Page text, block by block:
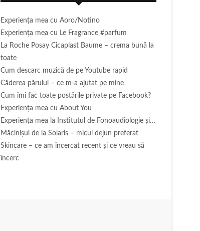
Experienţa mea cu Aoro/Notino
Experienţa mea cu Le Fragrance #parfum
La Roche Posay Cicaplast Baume – crema bună la
toate
Cum descarc muzică de pe Youtube rapid
Căderea părului – ce m-a ajutat pe mine
Cum îmi fac toate postările private pe Facebook?
Experiența mea cu About You
Experiența mea la Institutul de Fonoaudiologie și…
Măcinişul de la Solaris – micul dejun preferat
Skincare – ce am încercat recent și ce vreau să
încerc